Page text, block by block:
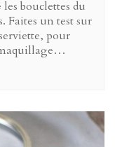
bouclettes du
Faites un test sur
pour